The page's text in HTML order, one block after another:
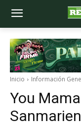
Inicio Información
You